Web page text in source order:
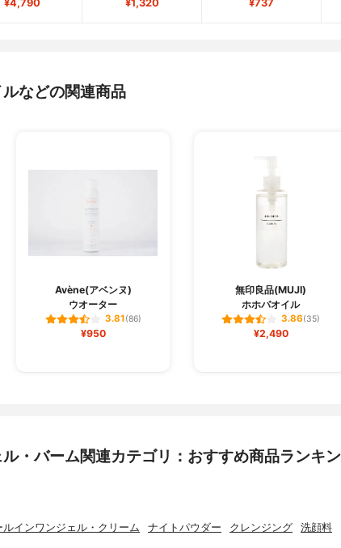
¥4,790 ¥1,320 ¥737
などの関連商品
Avène(アベンヌ)
ウオーター
3.81(86)
¥950
無印良品(MUJI)
ホホバオイル
3.86(35)
¥2,490
・バーム関連カテゴリ：おすすめ商品ランキン
ルインワンジェル・クリーム ナイトパウダー クレンジング 洗顔料